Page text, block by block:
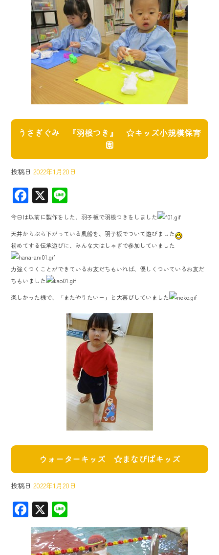
うさぎぐみ 『羽根つき』 ☆キッズ小規模保育
園
投稿日 2022年1月20日
F
ac
e
b
o
ok
X
ne
今日は以前に製作をした、羽子板で羽根つきをしました
天井からぶら下がっている風船を、羽子板でついて遊びました
初めてする伝承遊びに、みんな大はしゃぎで参加していました
力強くつくことができているお友だちもいれば、優しくついているお友だ
ちもいました
楽しかった様で、「またやりたいー」と大喜びしていました
ウォーターキッズ ☆まなびばキッズ
投稿日 2022年1月20日
F
ac
e
X
ne